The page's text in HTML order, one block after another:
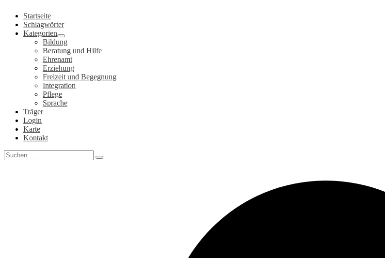
Inhalt
springen
Startseite
Schlagwörter
Kategorien
Bildung
Beratung und Hilfe
Ehrenamt
Erziehung
Freizeit und Begegnung
Integration
Pflege
Sprache
Träger
Login
Karte
Kontakt
Search
for: